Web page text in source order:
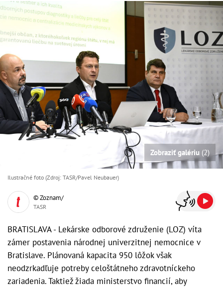
Zobraziť galériu (2)
Ilustračné foto (Zdroj: TASR/Pavel Neubauer)
© Zoznam/
TASR
BRATISLAVA - Lekárske odborové združenie (LOZ) víta
zámer postavenia národnej univerzitnej nemocnice v
Bratislave. Plánovaná kapacita 950 lôžok však
neodzrkadľuje potreby celoštátneho zdravotníckeho
zariadenia. Taktiež žiada ministerstvo financií, aby